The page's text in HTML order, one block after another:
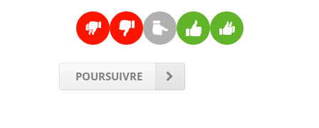
POURSUIVRE